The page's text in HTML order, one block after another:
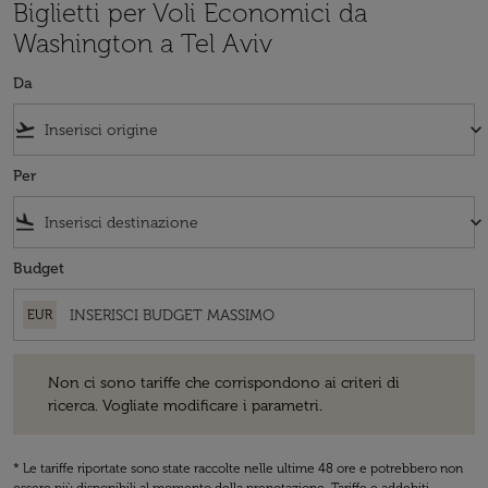
Biglietti per Voli Economici da
Washington a Tel Aviv
Da
flight_takeoff keyboard_arrow_down
Per
flight_land keyboard_arrow_down
Budget
EUR
Non ci sono tariffe che corrispondono ai criteri di
ricerca. Vogliate modificare i parametri.
* Le tariffe riportate sono state raccolte nelle ultime 48 ore e potrebbero non